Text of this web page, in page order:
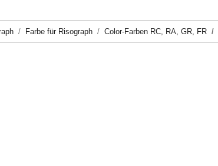
Farbe für Risograph Color-Farben RC, RA, GR, FR